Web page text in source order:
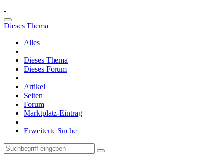
Dieses Thema
Alles
Dieses Thema
Dieses Forum
Artikel
Seiten
Forum
Marktplatz-Eintrag
Erweiterte Suche